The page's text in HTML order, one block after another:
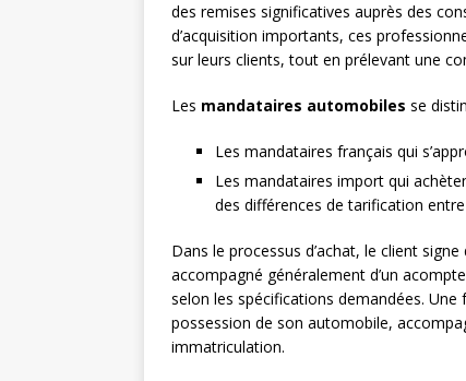
des remises significatives auprès des
d’acquisition importants, ces
sur leurs clients, tout en prélevant une
Les mandataires automobiles se
Les mandataires français qui
Les mandataires import qui
des différences de tarification
Dans le processus d’achat, le client signe
accompagné généralement d’un
selon les spécifications demandées.
possession de son automobile,
immatriculation.